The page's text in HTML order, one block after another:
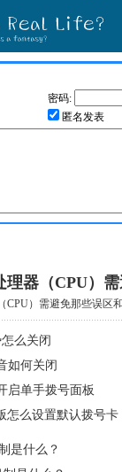
密码:
匿名发表
理器（CPU）
CPU）需避免那些误区
么关闭
如何关闭
启单手拨号面板
怎么设置默认拨号卡
是什么？